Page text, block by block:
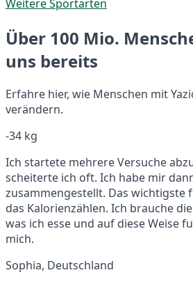
Weitere Sportarten
Über 100 Mio.
uns bereits
Erfahre hier, wie Menschen mit
verändern.
-34 kg
Ich startete mehrere Versuche
scheiterte ich oft. Ich habe mir
zusammengestellt. Das wichtigste
das Kalorienzählen. Ich brauche
was ich esse und auf diese Weise
mich.
Sophia, Deutschland